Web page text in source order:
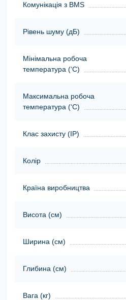
Комунікація з BMS
Рівень шуму (дБ)
Мінімальна робоча
температура (‘С)
Максимальна робоча
температура (‘С)
Клас захисту (ІР)
Колір
Країна виробництва
Висота (cм)
Ширина (cм)
Глибина (cм)
Вага (кг)